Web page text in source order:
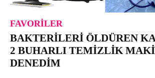
FAVORILER
BAKTERILERI ÖLDÜREN
2 BUHARLI TEMIZLIK
DENEDIM